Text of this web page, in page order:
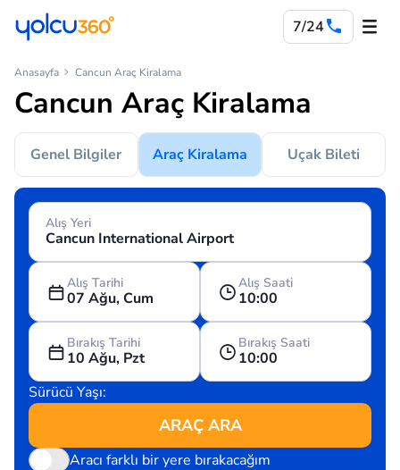
7/24
Anasayfa Cancun Araç Kiralama
Cancun Araç Kiralama
Genel Bilgiler Araç Kiralama Uçak Bileti
Alış Yeri
Alış Tarihi
07 Ağu, Cum
Alış Saati
10:00
Bırakış Tarihi
10 Ağu, Pzt
Bırakış Saati
10:00
Sürücü Yaşı:
ARAÇ ARA
Aracı farklı bir yere bırakacağım